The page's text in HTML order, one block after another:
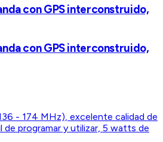
con GPS interconstruido,
con GPS interconstruido,